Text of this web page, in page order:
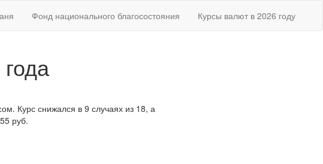
Фонд национального благосостояния Курсы валют в 2026 году
Курс снижался в 9 случаях из 18, а
руб.